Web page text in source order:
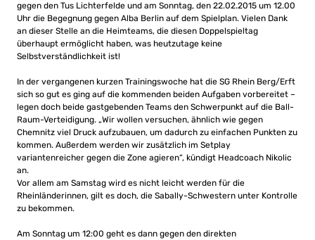
gegen den Tus Lichterfelde und am Sonntag, den 22.02.2015 um 12.00
Uhr die Begegnung gegen Alba Berlin auf dem Spielplan. Vielen Dank
an dieser Stelle an die Heimteams, die diesen Doppelspieltag
überhaupt ermöglicht haben, was heutzutage keine
Selbstverständlichkeit ist!
In der vergangenen kurzen Trainingswoche hat die SG Rhein Berg/Erft
sich so gut es ging auf die kommenden beiden Aufgaben vorbereitet –
legen doch beide gastgebenden Teams den Schwerpunkt auf die Ball-
Raum-Verteidigung. „Wir wollen versuchen, ähnlich wie gegen
Chemnitz viel Druck aufzubauen, um dadurch zu einfachen Punkten zu
kommen. Außerdem werden wir zusätzlich im Setplay
variantenreicher gegen die Zone agieren“, kündigt Headcoach Nikolic
an.
Vor allem am Samstag wird es nicht leicht werden für die
Rheinländerinnen, gilt es doch, die Sabally-Schwestern unter Kontrolle
zu bekommen.
Am Sonntag um 12:00 geht es dann gegen den direkten